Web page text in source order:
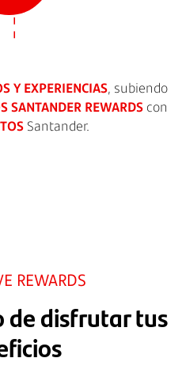
Y EXPERIENCIAS, subiendo
SANTANDER REWARDS con
Santander.
REWARDS
de disfrutar tus